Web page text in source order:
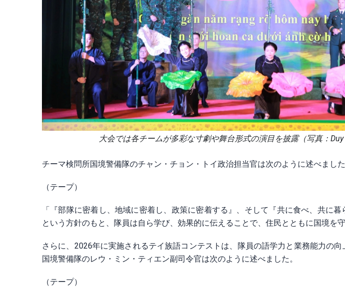
大会では各チームが多彩な寸劇や舞台形式の演目を披露（写真：Duy
チーマ検問所国境警備隊のチャン・チョン・トイ政治担当官は次のように述べました
（テープ）
「『部隊に密着し、地域に密着し、政策に密着する』、そして『共に食べ、共に暮
という方針のもと、隊員は自ら学び、効果的に伝えることで、住民とともに国境を守
さらに、2026年に実施されるテイ族語コンテストは、隊員の語学力と業務能力の
国境警備隊のレウ・ミン・ティエン副司令官は次のように述べました。
（テープ）